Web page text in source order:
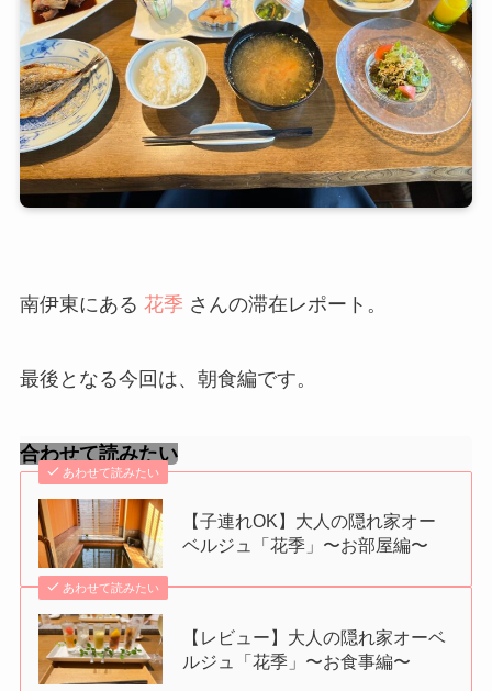
南伊東にある 花季 さんの滞在レポート。
最後となる今回は、朝食編です。
合わせて読みたい
あわせて読みたい
【子連れOK】大人の隠れ家オー
ベルジュ「花季」〜お部屋編〜
あわせて読みたい
【レビュー】大人の隠れ家オーベ
ルジュ「花季」〜お食事編〜